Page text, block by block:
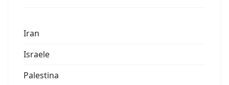
Iran
Israele
Palestina